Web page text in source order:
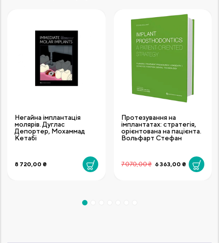
Негайна імплантація
молярів. Дуглас
Депортер, Мохаммад
Кетабі
8 720,00 ₴
Протезування на
імплантатах: стратегія,
орієнтована на пацієнта.
Вольфарт Стефан
7 070,00 ₴ 6 363,00 ₴